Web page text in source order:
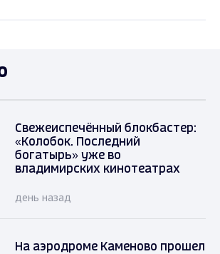
Свежеиспечённый блокбастер:
«Колобок. Последний
богатырь» уже во
владимирских кинотеатрах
день назад
На аэродроме Каменово прошел